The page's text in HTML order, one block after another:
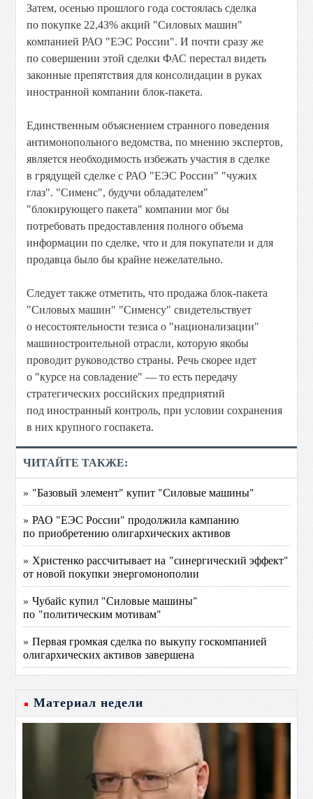
Затем, осенью прошлого года состоялась сделка
по покупке 22,43% акций "Силовых машин"
компанией РАО "ЕЭС России". И почти сразу же
по совершении этой сделки ФАС перестал видеть
законные препятствия для консолидации в руках
иностранной компании блок-пакета.
Единственным объяснением странного поведения
антимонопольного ведомства, по мнению экспертов,
является необходимость избежать участия в сделке
в грядущей сделке с РАО "ЕЭС России" "чужих
глаз". "Сименс", будучи обладателем"
"блокирующего пакета" компании мог бы
потребовать предоставления полного объема
информации по сделке, что и для покупатели и для
продавца было бы крайне нежелательно.
Следует также отметить, что продажа блок-пакета
"Силовых машин" "Сименсу" свидетельствует
о несостоятельности тезиса о "национализации"
машиностроительной отрасли, которую якобы
проводит руководство страны. Речь скорее идет
о "курсе на совладение" — то есть передачу
стратегических российских предприятий
под иностранный контроль, при условии сохранения
в них крупного госпакета.
ЧИТАЙТЕ ТАКЖЕ:
» "Базовый элемент" купит "Силовые машины"
» РАО "ЕЭС России" продолжила кампанию
по приобретению олигархических активов
» Христенко рассчитывает на "синергический эффект"
от новой покупки энергомонополии
» Чубайс купил "Силовые машины"
по "политическим мотивам"
» Первая громкая сделка по выкупу госкомпанией
олигархических активов завершена
Материал недели